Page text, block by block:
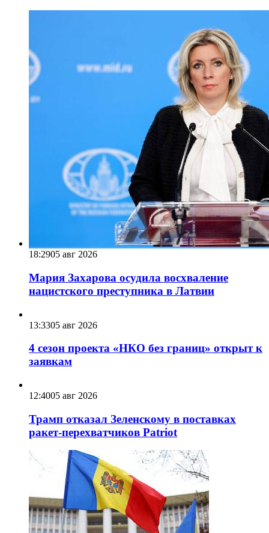
18:2905 авг 2026
Мария Захарова осудила восхваление
нацистского преступника в Латвии
13:3305 авг 2026
4 сезон проекта «НКО без границ» открыт к
заявкам
12:4005 авг 2026
Трамп отказал Зеленскому в поставках
ракет-перехватчиков Patriot